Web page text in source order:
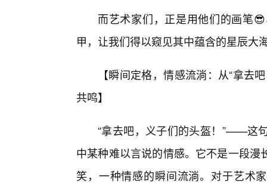
而艺术家们，正是用他们的画笔
甲，让我们得以窥见其中蕴含的星辰大
【瞬间定格，情感流淌：从“拿去
共鸣】
“拿去吧，义子们的头盔！”——这
中某种难以言说的情感。它不是一段
笑，一种情感的瞬间流淌。对于艺术